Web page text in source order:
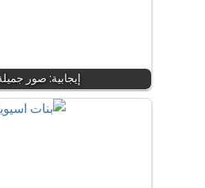
إيجابية: صور جميلة (50